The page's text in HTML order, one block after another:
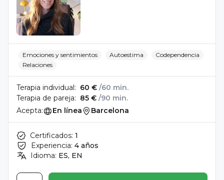
Emociones y sentimientos Autoestima
Codependencia
Relaciones
Terapia individual: 60 € /60 min.
Terapia de pareja: 85 € /90 min.
Acepta:
En línea Barcelona
Certificados: 1
Experiencia: 4 años
Idioma: ES, EN